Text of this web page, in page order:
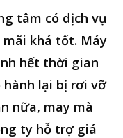
tâm có dịch vụ
mãi khá tốt. Máy
hết thời gian
hành lại bị rơi vỡ
nữa, may mà
ty hỗ trợ giá